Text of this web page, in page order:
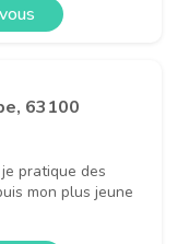
63100
pratique des
mon plus jeune